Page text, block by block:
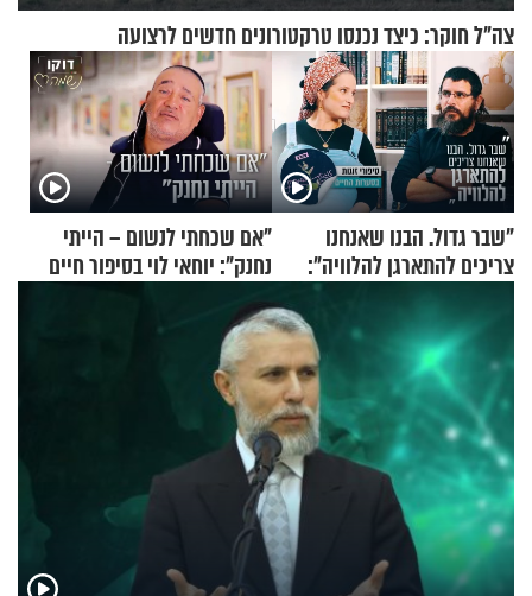
צה"ל חוקר: כיצד נכנסו טרקטורונים חדשים לרצועה
"שבר גדול. הבנו שאנחנו
צריכים להתארגן להלוויה":
זוגיות במבחן, הפעם עם מרים
וגד דנינו
"אם שכחתי לנשום – הייתי
נחנק": יוחאי לוי בסיפור חיים
מעורר השראה